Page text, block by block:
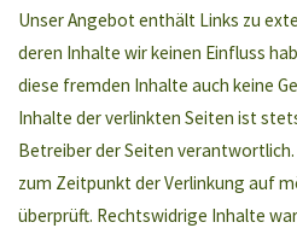
Unser Angebot enthält Links zu
deren Inhalte wir keinen Einfluss
diese fremden Inhalte auch keine
Inhalte der verlinkten Seiten ist
Betreiber der Seiten
zum Zeitpunkt der Verlinkung auf
überprüft. Rechtswidrige Inhalte